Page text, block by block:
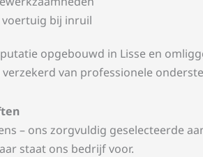
bij inruil
opgebouwd in Lisse en
van professionele
– ons zorgvuldig geselecteerde
staat ons bedrijf voor.